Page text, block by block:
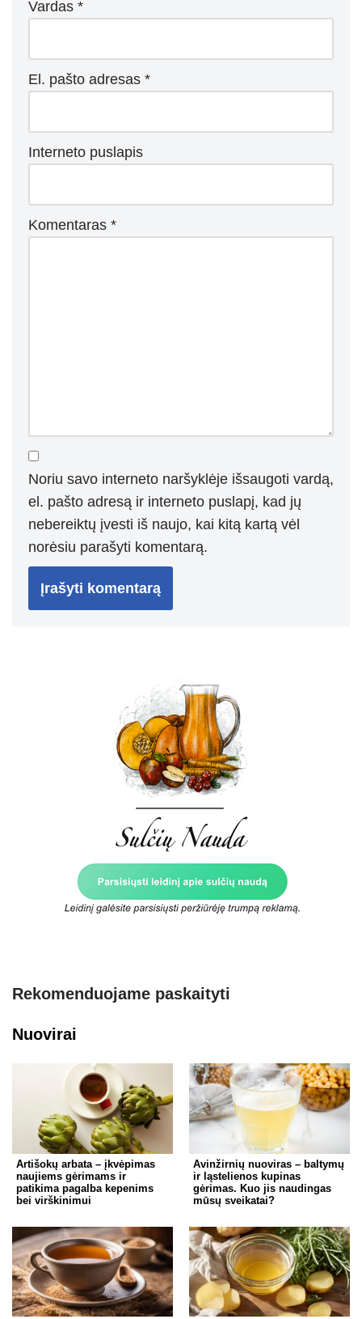
Vardas *
El. pašto adresas *
Interneto puslapis
Komentaras *
Noriu savo interneto naršyklėje išsaugoti vardą,
el. pašto adresą ir interneto puslapį, kad jų
nebereiktų įvesti iš naujo, kai kitą kartą vėl
norėsiu parašyti komentarą.
Rekomenduojame paskaityti
Nuovirai
Artišokų arbata – įkvėpimas
naujiems gėrimams ir
patikima pagalba kepenims
bei virškinimui
Avinžirnių nuoviras – baltymų
ir ląstelienos kupinas
gėrimas. Kuo jis naudingas
mūsų sveikatai?